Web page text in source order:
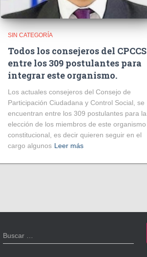
SIN CATEGORÍA
Todos los consejeros del CPCCS
entre los 309 postulantes para
integrar este organismo.
Los actuales consejeros del Consejo de
Participación Ciudadana y Control Social, se
encuentran entre los 309 postulantes para la
elección de los miembros de este organismo
constitucional, es decir quieren seguir en el
cargo algunos Leer más
B
u
Buscar …